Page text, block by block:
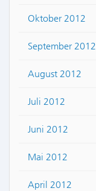
Oktober 2012
September 2012
August 2012
Juli 2012
Juni 2012
Mai 2012
April 2012